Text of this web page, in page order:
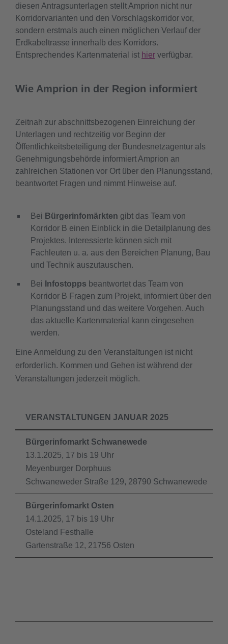
diesen Antragsunterlagen stellt Amprion nicht nur
Korridorvarianten und den Vorschlagskorridor vor,
sondern erstmals auch einen möglichen Verlauf der
Erdkabeltrasse innerhalb des Korridors.
Entsprechendes Kartenmaterial ist hier verfügbar.
Wie Amprion in der Region informiert
Zeitnah zur abschnittsbezogenen Einreichung der
Unterlagen und rechtzeitig vor Beginn der
Öffentlichkeitsbeteiligung der Bundesnetzagentur als
Genehmigungsbehörde informiert Amprion an
zahlreichen Stationen vor Ort über den Planungsstand,
beantwortet Fragen und nimmt Hinweise auf.
Bei Bürgerinfomärkten gibt das Team von
Korridor B einen Einblick in die Detailplanung des
Projektes. Interessierte können sich mit
Fachleuten u. a. aus den Bereichen Planung, Bau
und Technik auszutauschen.
Bei Infostopps beantwortet das Team von
Korridor B Fragen zum Projekt, informiert über den
Planungsstand und das weitere Vorgehen. Auch
das aktuelle Kartenmaterial kann eingesehen
werden.
Eine Anmeldung zu den Veranstaltungen ist nicht
erforderlich. Kommen und Gehen ist während der
Veranstaltungen jederzeit möglich.
VERANSTALTUNGEN JANUAR 2025
Bürgerinfomarkt Schwanewede
13.1.2025, 17 bis 19 Uhr
Meyenburger Dorphuus
Schwaneweder Straße 129, 28790 Schwanewede
Bürgerinfomarkt Osten
14.1.2025, 17 bis 19 Uhr
Osteland Festhalle
Gartenstraße 12, 21756 Osten